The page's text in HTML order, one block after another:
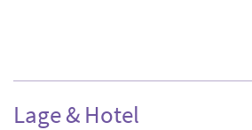
Lage & Hotel